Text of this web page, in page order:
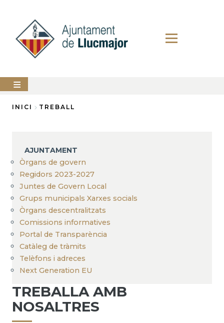
contingut
AJUNTAMENT
SERVEIS
MUNICIPALS
PERFIL
DEL
CONTRACTANT
ANUNCIS
INICI TREBALL
AJUNTAMENT
Òrgans de govern
Regidors 2023-2027
Juntes de Govern Local
Grups municipals Xarxes socials
Òrgans descentralitzats
Comissions informatives
Portal de Transparència
Catàleg de tràmits
Telèfons i adreces
Next Generation EU
TREBALLA AMB
NOSALTRES